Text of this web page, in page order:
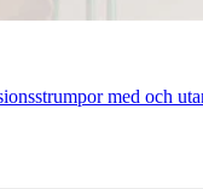
med och